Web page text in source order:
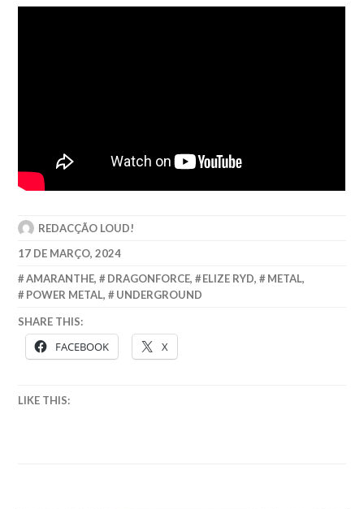
REDACÇÃO LOUD!
17 DE MARÇO, 2024
AMARANTHE, DRAGONFORCE, ELIZE RYD, METAL,
POWER METAL, UNDERGROUND
SHARE THIS:
FACEBOOK X
LIKE THIS: